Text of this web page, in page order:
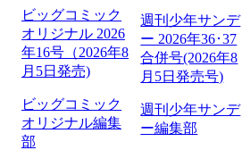
ビッグコミック
オリジナル 2026
年16号（2026年8
月5日発売)
ビッグコミック
オリジナル編集
部
週刊少年サンデ
ー 2026年36･37
合併号(2026年8
月5日発売号)
週刊少年サンデ
ー編集部